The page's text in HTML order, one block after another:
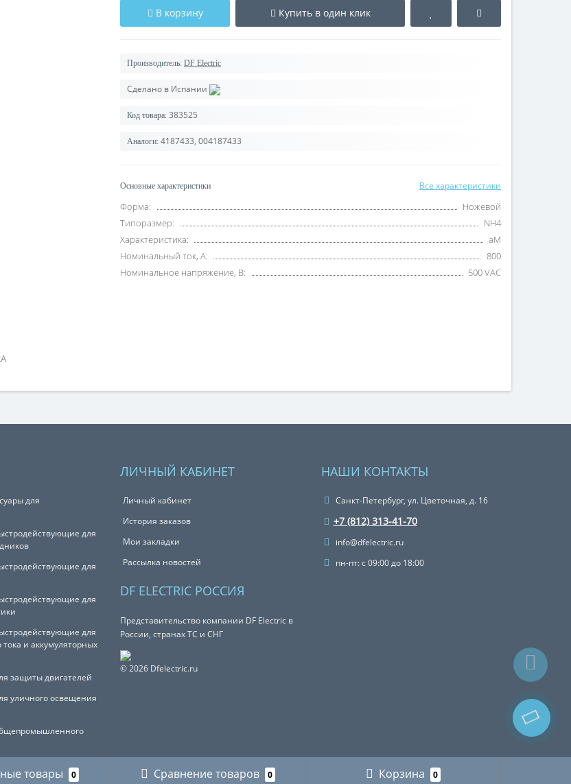
В корзину Купить в один клик
Производитель: DF Electric
Сделано в Испании
Код товара: 383525
Аналоги: 4187433, 004187433
Основные характеристики Все характеристики
Форма:
Ножевой
Типоразмер:
NH4
Характеристика:
aM
Номинальный ток, А:
800
Номинальное напряжение, В:
500 VAC
для
для
для
для
для
и аккумуляторных
защиты двигателей
уличного освещения
ЛИЧНЫЙ КАБИНЕТ
Личный кабинет
История заказов
Мои закладки
Рассылка новостей
НАШИ КОНТАКТЫ
Санкт-Петербург, ул. Цветочная, д. 16
+7 (812) 313-41-70
info@dfelectric.ru
пн-пт: с 09:00 до 18:00
DF ELECTRIC РОССИЯ
Представительство компании DF Electric в
России, странах ТС и СНГ
© 2026 Dfelectric.ru
товары 0 Сравнение товаров 0 Корзина 0